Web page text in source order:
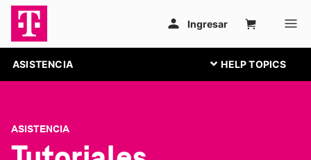
ASISTENCIA
ASISTENCIA